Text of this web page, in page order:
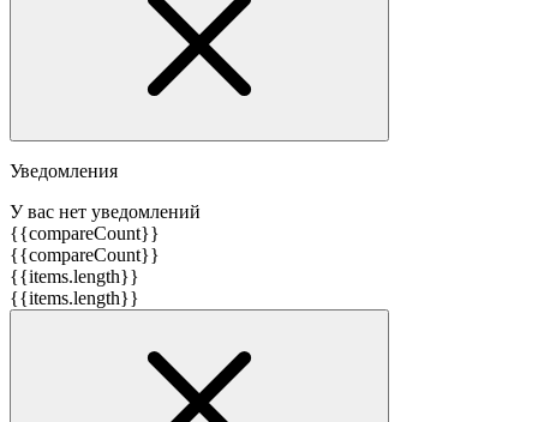
Уведомления
У вас нет уведомлений
{{compareCount}}
{{compareCount}}
{{items.length}}
{{items.length}}